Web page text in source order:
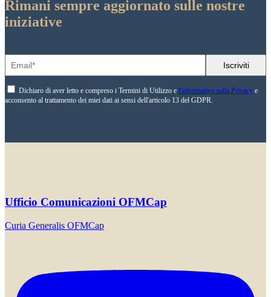
Rimani sempre aggiornato sulle nostre
iniziative
Dichiaro di aver letto e compreso i Termini di Utilizzo e l'informativa sulla Privacy e
acconsento al trattamento dei miei dati ai sensi dell'articolo 13 del GDPR.
Ufficio Comunicazioni OFMCap
Curia Generalis OFMCap